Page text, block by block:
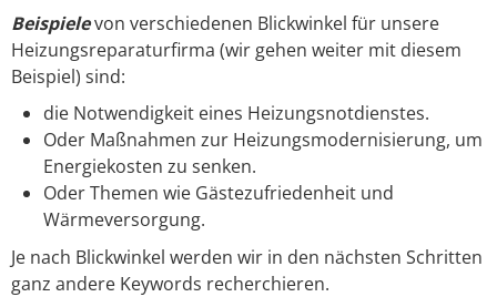
Beispielevon verschiedenen Blickwinkel für unsere
Heizungsreparaturfirma (wir gehen weiter mit diesem
Beispiel) sind:
die Notwendigkeit eines Heizungsnotdienstes.
Oder Maßnahmen zur Heizungsmodernisierung, um
Energiekosten zu senken.
Oder Themen wie Gästezufriedenheit und
Wärmeversorgung.
Je nach Blickwinkel werden wir in den nächsten Schritten
ganz andere Keywords recherchieren.